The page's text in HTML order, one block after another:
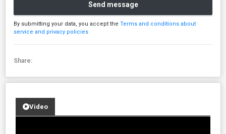
Send message
By submitting your data, you accept the Terms and conditions about
service and privacy policies
Share:
Video